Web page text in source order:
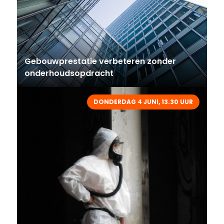
Gebouwprestatie verbeteren zonder
onderhoudsopdracht
DONDERDAG 4 JUNI, 13.30 UUR